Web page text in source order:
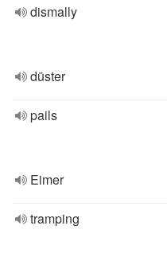
dismally
düster
pails
Eimer
tramping